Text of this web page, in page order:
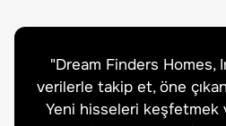
"Dream Finders Homes,
verilerle takip et, öne
Yeni hisseleri keşfetmek